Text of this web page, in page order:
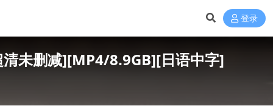
登录
未删减][MP4/8.9GB][日语中字]